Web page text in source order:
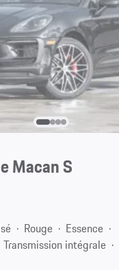
Macan S
Rouge
Essence
Transmission intégrale